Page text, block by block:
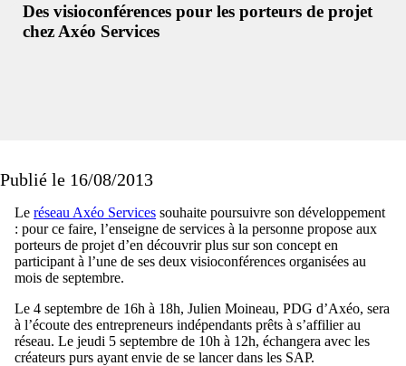
Des visioconférences pour les porteurs de projet
chez Axéo Services
Publié le 16/08/2013
Le réseau Axéo Services souhaite poursuivre son développement
: pour ce faire, l’enseigne de services à la personne propose aux
porteurs de projet d’en découvrir plus sur son concept en
participant à l’une de ses deux visioconférences organisées au
mois de septembre.
Le 4 septembre de 16h à 18h, Julien Moineau, PDG d’Axéo, sera
à l’écoute des entrepreneurs indépendants prêts à s’affilier au
réseau. Le jeudi 5 septembre de 10h à 12h, échangera avec les
créateurs purs ayant envie de se lancer dans les SAP.